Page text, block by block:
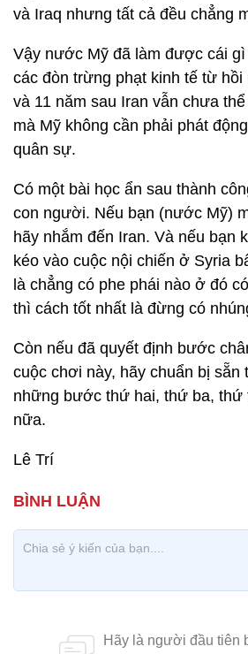
và Iraq nhưng tất cả đều chẳng
Vậy nước Mỹ đã làm được cái gì
các đòn trừng phạt kinh tế từ hồi
và 11 năm sau Iran vẫn chưa
mà Mỹ không cần phải phát
quân sự.
Có một bài học ẩn sau thành
con người. Nếu bạn (nước Mỹ)
hãy nhắm đến Iran. Và nếu bạn
kéo vào cuộc nội chiến ở Syria
là chẳng có phe phái nào ở đó
thì cách tốt nhất là đừng có
Còn nếu đã quyết định bước
cuộc chơi này, hãy chuẩn bị sẵn
những bước thứ hai, thứ ba, thứ
nữa.
Lê Trí